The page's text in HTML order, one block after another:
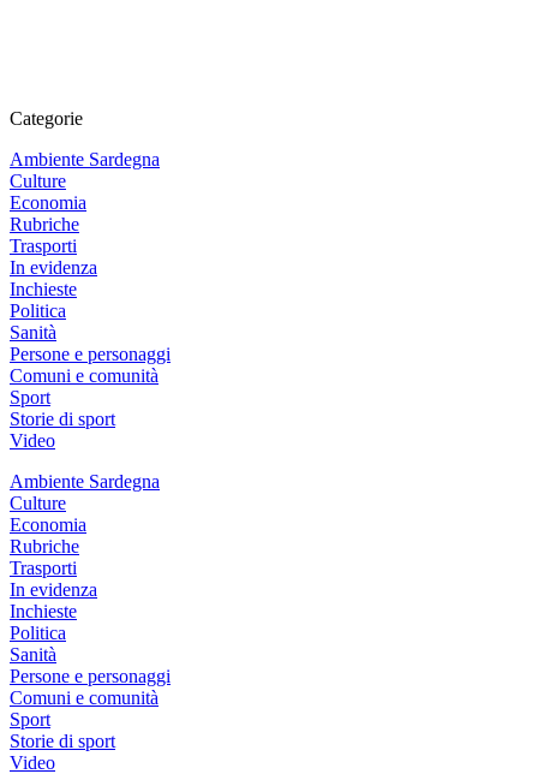
Categorie
Ambiente Sardegna
Culture
Economia
Rubriche
Trasporti
In evidenza
Inchieste
Politica
Sanità
Persone e personaggi
Comuni e comunità
Sport
Storie di sport
Video
Ambiente Sardegna
Culture
Economia
Rubriche
Trasporti
In evidenza
Inchieste
Politica
Sanità
Persone e personaggi
Comuni e comunità
Sport
Storie di sport
Video